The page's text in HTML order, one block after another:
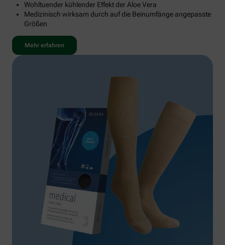
Wohltuender kühlender Effekt der Aloe Vera
Medizinisch wirksam durch auf die Beinumfänge angepasste
Größen
Mehr erfahren